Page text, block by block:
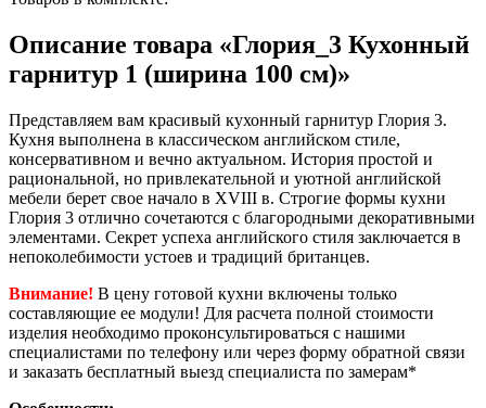
Описание товара «Глория_3 Кухонный
гарнитур 1 (ширина 100 см)»
Представляем вам красивый кухонный гарнитур Глория 3.
Кухня выполнена в классическом английском стиле,
консервативном и вечно актуальном. История простой и
рациональной, но привлекательной и уютной английской
мебели берет свое начало в XVIII в. Строгие формы кухни
Глория 3 отлично сочетаются с благородными декоративными
элементами. Секрет успеха английского стиля заключается в
непоколебимости устоев и традиций британцев.
Внимание! В цену готовой кухни включены только
составляющие ее модули! Для расчета полной стоимости
изделия необходимо проконсультироваться с нашими
специалистами по телефону или через форму обратной связи
и заказать бесплатный выезд специалиста по замерам*